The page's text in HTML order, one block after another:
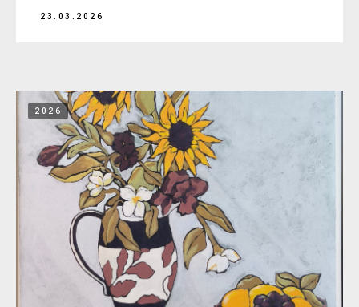
23.03.2026
2026